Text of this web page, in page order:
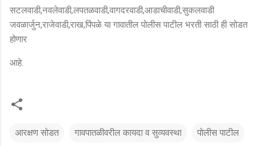
सटलवाडी,नवलेवाडी,लपतळवाडी,वागदरवाडी,आडाचीवाडी,सुकलवाडी
जवळार्जुन,राजेवाडी,राख,पिंपळे या गावातील पोलीस पाटील भरती साठी ही सोडत
होणार
आहे.
आरक्षण सोडत गावपातळीवरील कायदा व सुव्यवस्था पोलीस पाटील